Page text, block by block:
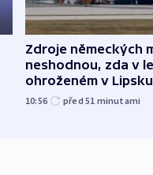
Zdroje německých
neshodnou, zda v
ohroženém v
munice
10:56 před 51 minutami